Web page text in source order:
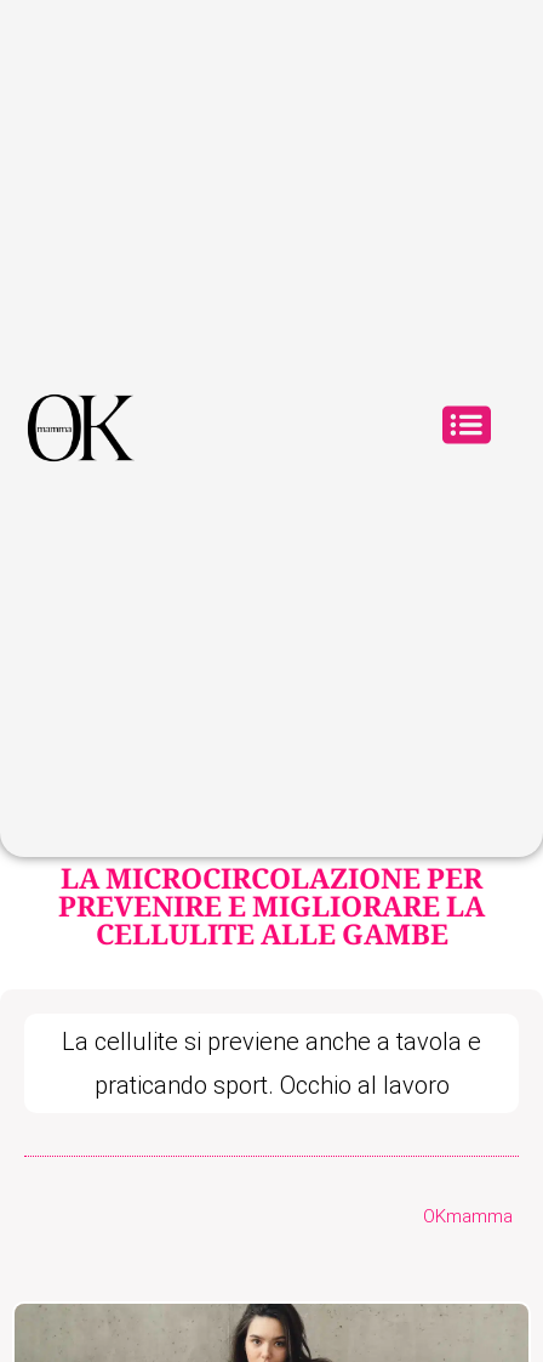
LA MICROCIRCOLAZIONE PER
PREVENIRE E MIGLIORARE LA
CELLULITE ALLE GAMBE
La cellulite si previene anche a tavola e
praticando sport. Occhio al lavoro
OKmamma